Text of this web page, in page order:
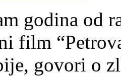
godina od
film
govori o